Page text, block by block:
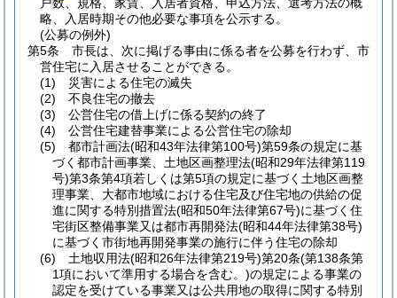
略、入居時期その他必要な事項を公示する。
(公募の例外)
第5条
市長は、次に掲げる事由に係る者を公募を行わず、市
営住宅に入居させることができる。
(1)
災害による住宅の滅失
(2)
不良住宅の撤去
(3)
公営住宅の借上げに係る契約の終了
(4)
公営住宅建替事業による公営住宅の除却
(5)
都市計画法(昭和43年法律第100号)第59条の規定に基
づく都市計画事業、土地区画整理法(昭和29年法律第119
号)第3条第4項若しくは第5項の規定に基づく土地区画整
理事業、大都市地域における住宅及び住宅地の供給の促
進に関する特別措置法(昭和50年法律第67号)に基づく住
宅街区整備事業又は都市再開発法(昭和44年法律第38号)
に基づく市街地再開発事業の施行に伴う住宅の除却
(6)
土地収用法(昭和26年法律第219号)第20条(第138条第
1項において準用する場合を含む。)の規定による事業の
認定を受けている事業又は公共用地の取得に関する特別